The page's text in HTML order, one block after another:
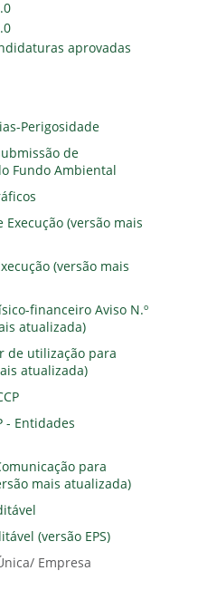
aprovadas
Perigosidade
de
Fundo Ambiental
(versão mais
(versão mais
financeiro Aviso N.º
atualizada)
de utilização para
atualizada)
- Entidades
para
mais atualizada)
(versão EPS)
Empresa